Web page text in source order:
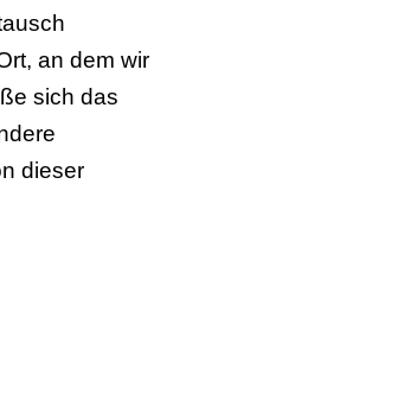
an dem wir
sich das
dieser